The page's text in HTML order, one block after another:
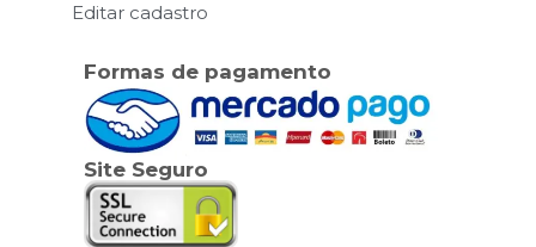
Editar cadastro
Formas de pagamento
Site Seguro